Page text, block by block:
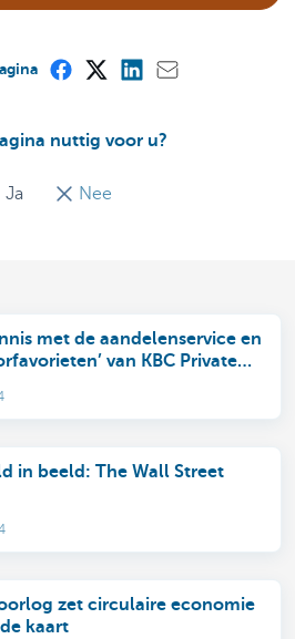
nuttig voor u?
Ja Nee
met de aandelenservice en
van KBC Private
in beeld: The Wall Street
zet circulaire economie
kaart